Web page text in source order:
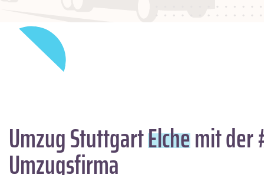
Umzug StuttgartElchemit der
Umzugsfirma